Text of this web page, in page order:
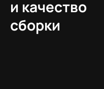
и качество
сборки